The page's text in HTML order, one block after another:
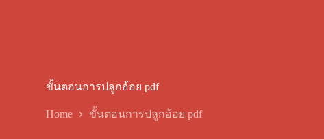
ขั้นตอนการปลูกอ้อย pdf
Home ขั้นตอนการปลูกอ้อย pdf